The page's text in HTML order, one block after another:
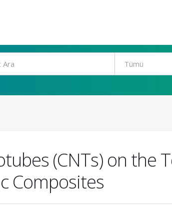
(CNTs) on the
Composites